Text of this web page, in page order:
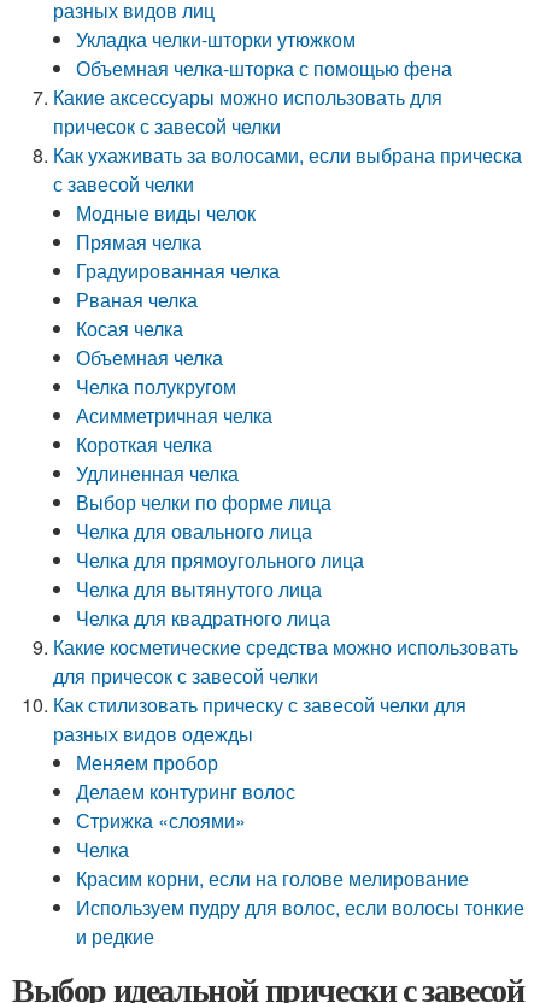
разных видов лиц
Укладка челки-шторки утюжком
Объемная челка-шторка с помощью фена
Какие аксессуары можно использовать для
причесок с завесой челки
Как ухаживать за волосами, если выбрана прическа
с завесой челки
Модные виды челок
Прямая челка
Градуированная челка
Рваная челка
Косая челка
Объемная челка
Челка полукругом
Асимметричная челка
Короткая челка
Удлиненная челка
Выбор челки по форме лица
Челка для овального лица
Челка для прямоугольного лица
Челка для вытянутого лица
Челка для квадратного лица
Какие косметические средства можно использовать
для причесок с завесой челки
Как стилизовать прическу с завесой челки для
разных видов одежды
Меняем пробор
Делаем контуринг волос
Стрижка «слоями»
Челка
Красим корни, если на голове мелирование
Используем пудру для волос, если волосы тонкие
и редкие
Выбор идеальной прически с завесой